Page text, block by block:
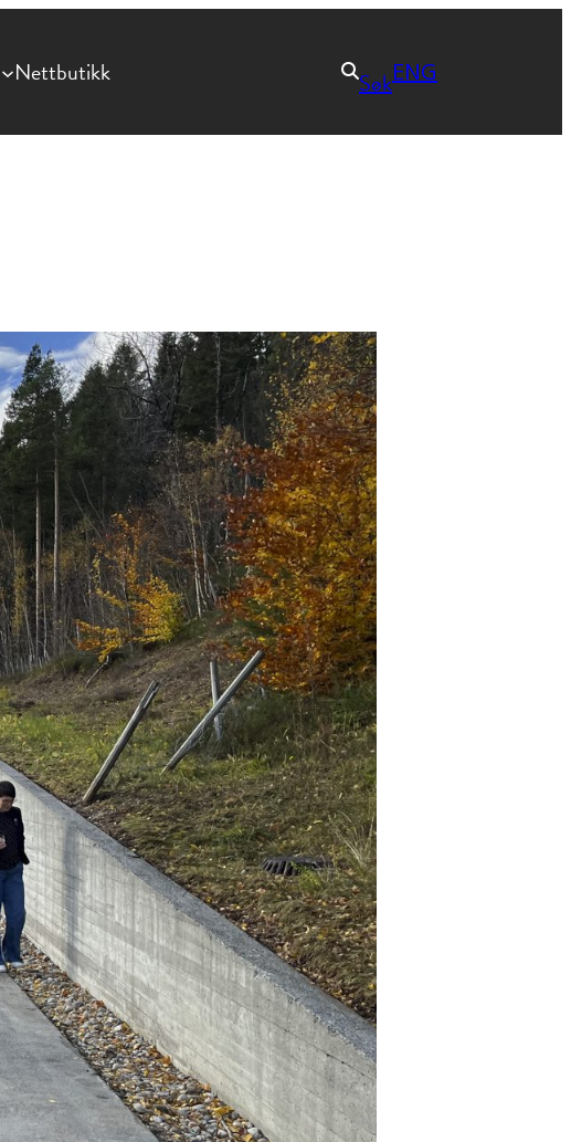
Nettbutikk SøkENG